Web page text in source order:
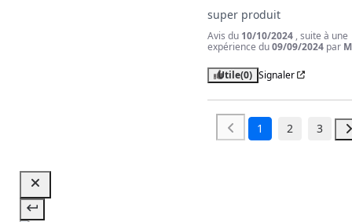
super produit
Avis du 10/10/2024 , suite à une
expérience du09/09/2024 par
Utile(0) Signaler
1 2 3